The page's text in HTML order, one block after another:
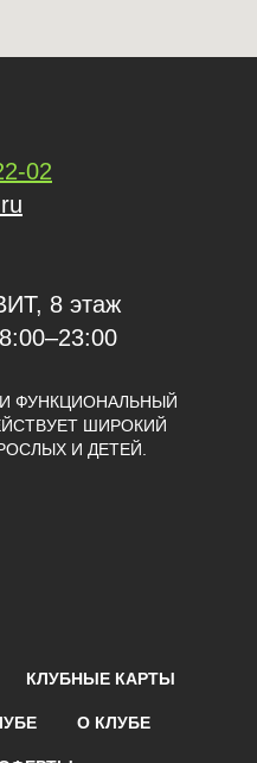
02
8 этаж
И ФУНКЦИОНАЛЬНЫЙ
ШИРОКИЙ
И ДЕТЕЙ.
КЛУБНЫЕ КАРТЫ
О КЛУБЕ